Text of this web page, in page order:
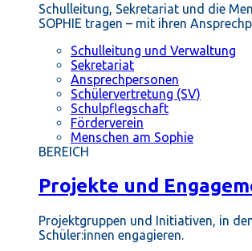
Schulleitung, Sekretariat und die
SOPHIE tragen – mit ihren
Schulleitung und Verwaltung
Sekretariat
Ansprechpersonen
Schülervertretung (SV)
Schulpflegschaft
Förderverein
Menschen am Sophie
BEREICH
Projekte und
Projektgruppen und Initiativen, in
Schüler:innen engagieren.